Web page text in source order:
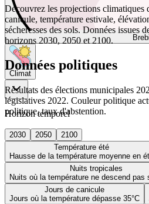
Climat
Horizon temporel
2030 2050
2100
Température été
Hausse de la température moyenne en
Nuits tropicales
Nuits où la température ne descend pas
Jours de canicule
Jours où la température dépasse 35°C
Découvrez les projections climatiques
canicule, température estivale,
sécheresses des sols. Données issues
horizons 2030, 2050 et 2100.
Données politiques
Résultats des élections municipales
législatives 2022. Couleur politique
politique, taux d'abstention.